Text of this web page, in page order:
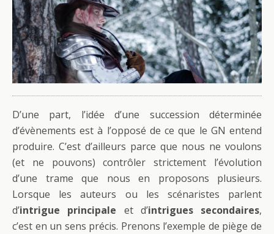
D’une part, l’idée d’une succession déterminée
d’évènements est à l’opposé de ce que le GN entend
produire. C’est d’ailleurs parce que nous ne voulons
(et ne pouvons) contrôler strictement l’évolution
d’une trame que nous en proposons plusieurs.
Lorsque les auteurs ou les scénaristes parlent
d’intrigue principale et d’intrigues secondaires,
c’est en un sens précis. Prenons l’exemple de piège de